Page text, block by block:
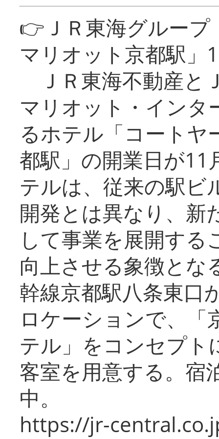
👉ＪＲ東海グルー
マリオット京都駅」
ＪＲ東海不動産と
マリオット・インタ
るホテル「コートヤ
都駅」の開業日が11
テルは、従来の駅ビ
開発とは異なり、新
して事業を展開する
向上させる象徴とな
幹線京都駅八条東口
ロケーションで、「
テル」をコンセプト
客室を用意する。宿
中。
https://jr-